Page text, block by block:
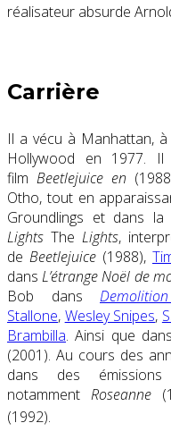
réalisateur absurde
Carrière
Il a vécu à Manhattan,
Hollywood en 1977.
film Beetlejuice en
Otho, tout en
Groundlings et dans
Lights The Lights,
de Beetlejuice (1988),
dansL’étrange Noël de
Bob dans
Stallone, Wesley Snipes,
Brambilla. Ainsi que
(2001). Au cours des
dans des émissions
notamment Roseanne
(1992).